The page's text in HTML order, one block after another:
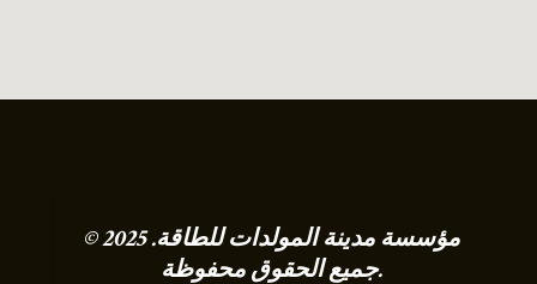
© 2025 مؤسسة مدينة المولدات للطاقة.
جميع الحقوق محفوظة.